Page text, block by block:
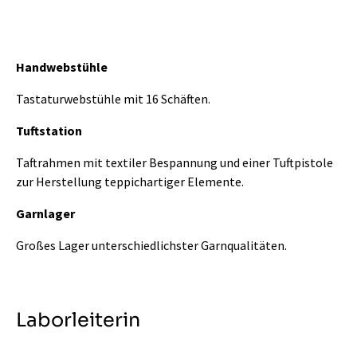
Handwebstühle
Tastaturwebstühle mit 16 Schäften.
Tuftstation
Taftrahmen mit textiler Bespannung und einer Tuftpistole
zur Herstellung teppichartiger Elemente.
Garnlager
Großes Lager unterschiedlichster Garnqualitäten.
Laborleiterin